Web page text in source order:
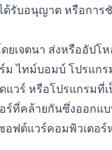
ด้รับอนุญาต หรือกา
ยเจตนา ส่งหรืออัปโ
ร์ม ไทม์บอมบ์ โปรแก
แวร์ หรือโปรแกรมที่
ที่คล้ายกันซึ่งออกแบ
อฟต์แวร์คอมพิวเตอร์